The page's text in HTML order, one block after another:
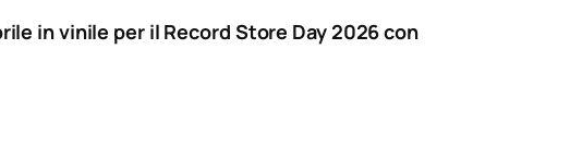
in vinile per il Record Store Day 2026 con